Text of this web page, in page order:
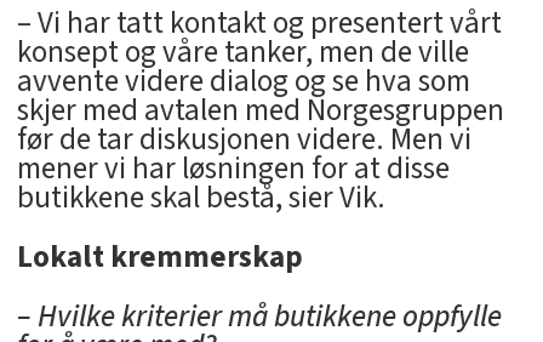
– Vi har tatt kontakt og presentert vårt
konsept og våre tanker, men de ville
avvente videre dialog og se hva som
skjer med avtalen med Norgesgruppen
før de tar diskusjonen videre. Men vi
mener vi har løsningen for at disse
butikkene skal bestå, sier Vik.
Lokalt kremmerskap
– Hvilke kriterier må butikkene oppfylle